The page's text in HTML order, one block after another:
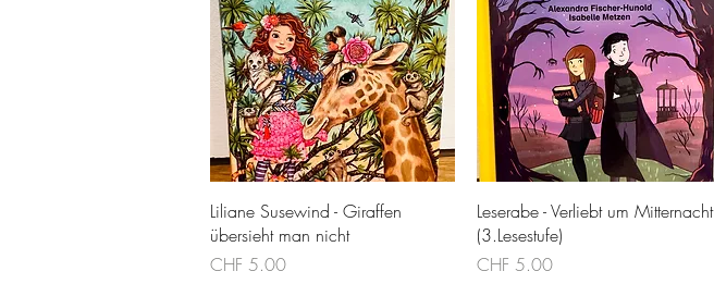
Schnellansicht
Liliane Susewind - Giraffen
übersieht man nicht
Preis
CHF 5.00
Schnellansicht
Leserabe - Verliebt um Mitternacht
(3.Lesestufe)
Preis
CHF 5.00